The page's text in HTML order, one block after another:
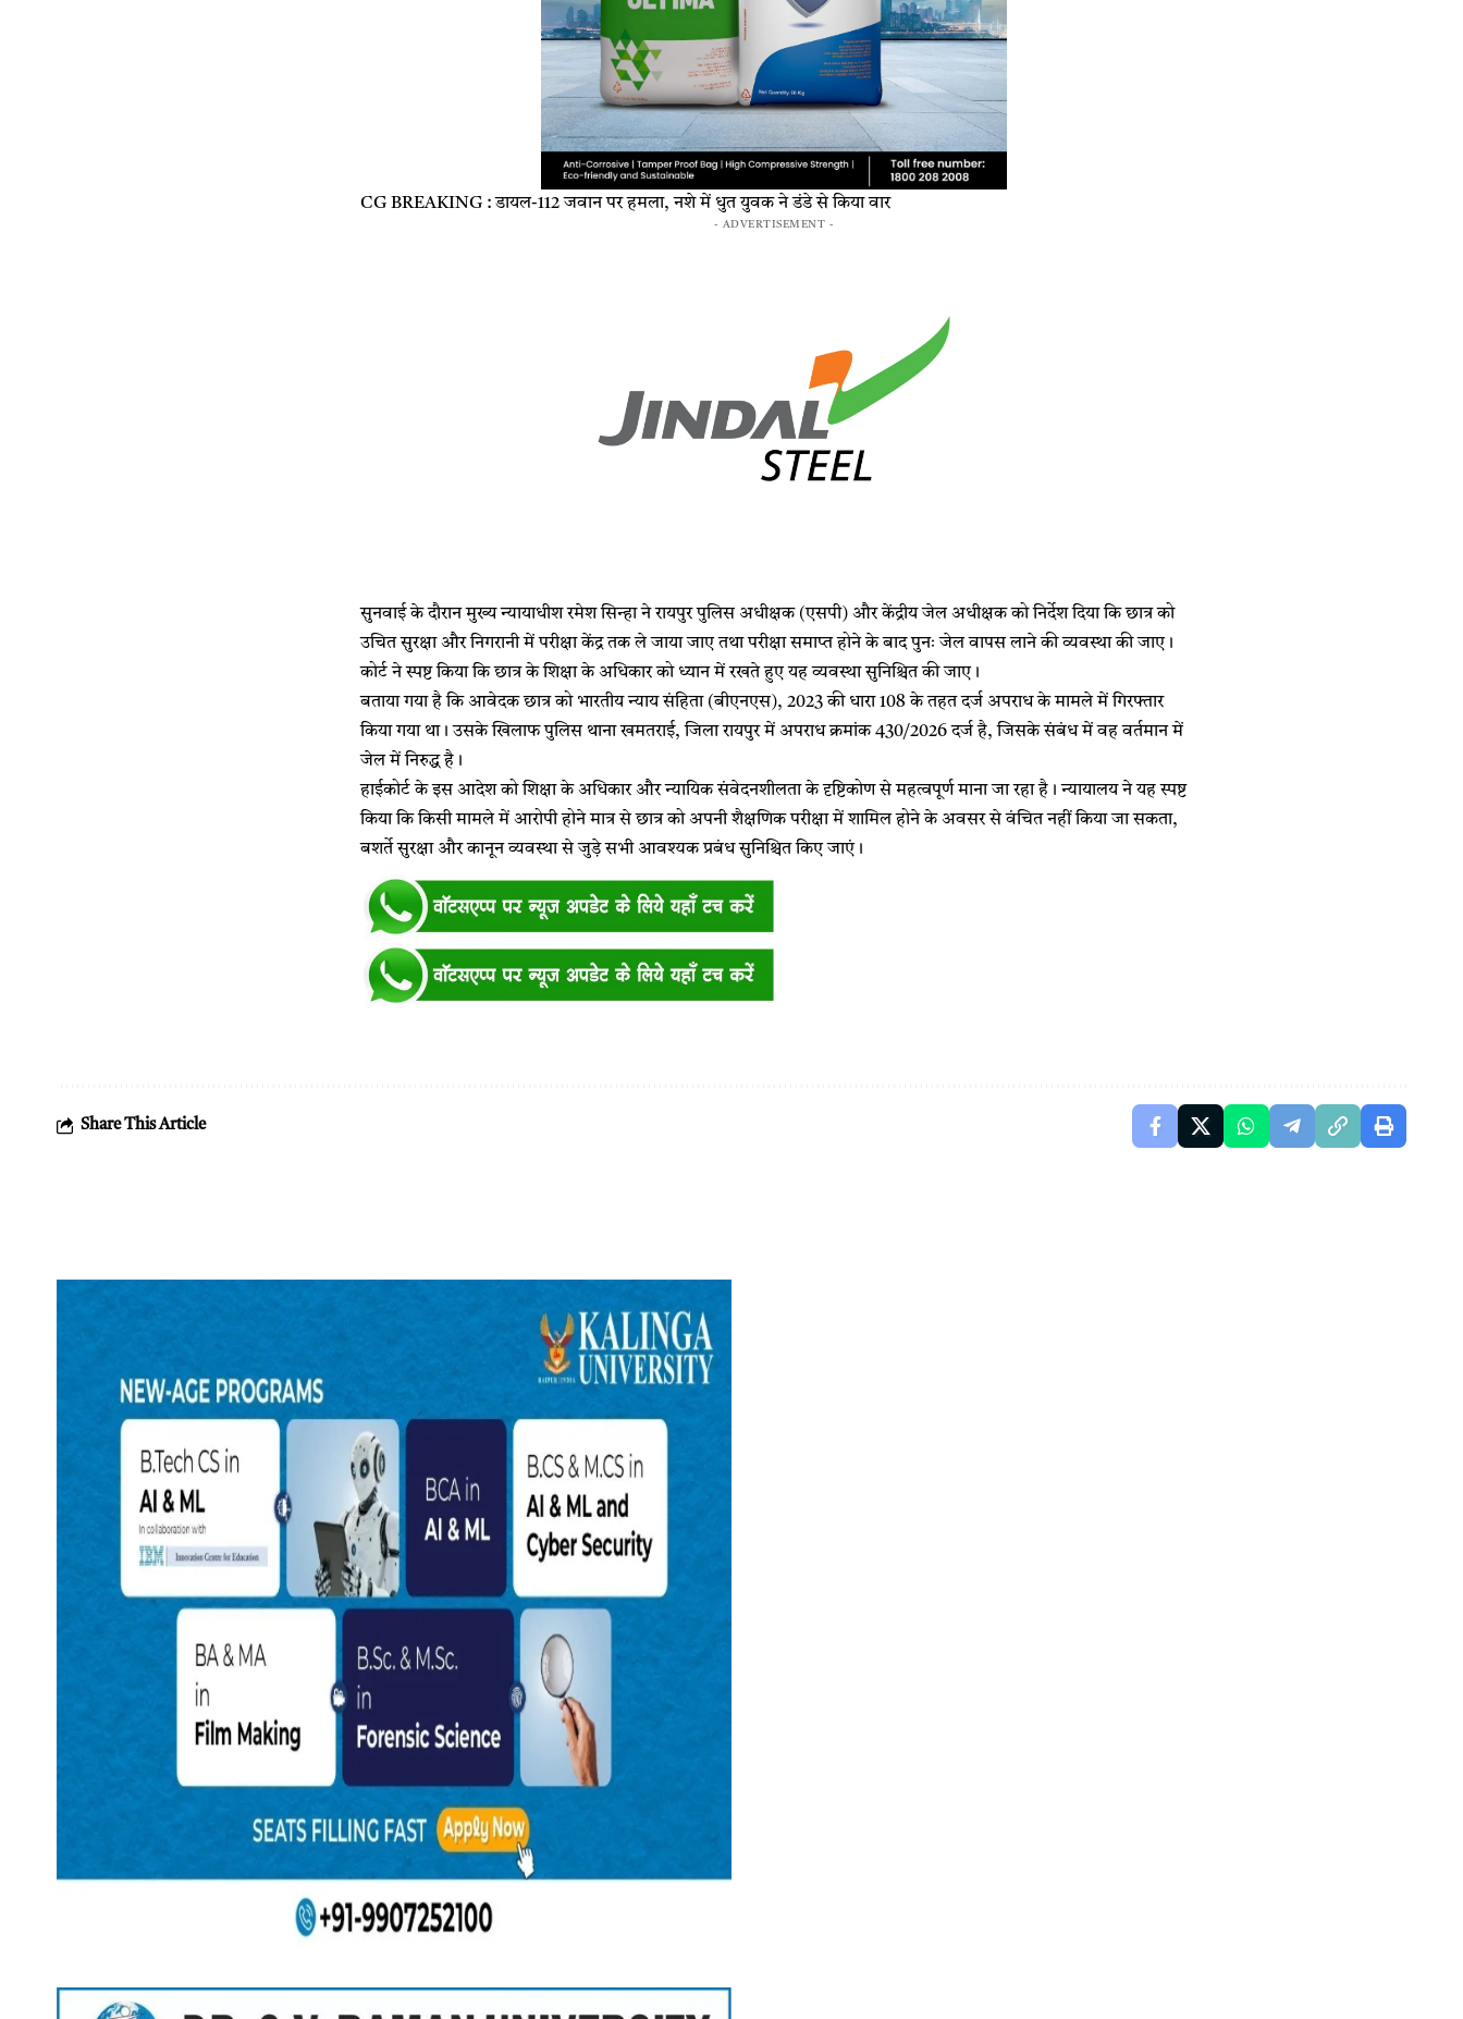
CG BREAKING : डायल-112 जवान पर हमला, नशे में धुत युवक ने डंडे से किया वार
- ADVERTISEMENT -
सुनवाई के दौरान मुख्य न्यायाधीश रमेश सिन्हा ने रायपुर पुलिस अधीक्षक (एसपी) और केंद्रीय जेल अधीक्षक को निर्देश दिया कि छात्र को
उचित सुरक्षा और निगरानी में परीक्षा केंद्र तक ले जाया जाए तथा परीक्षा समाप्त होने के बाद पुनः जेल वापस लाने की व्यवस्था की जाए।
कोर्ट ने स्पष्ट किया कि छात्र के शिक्षा के अधिकार को ध्यान में रखते हुए यह व्यवस्था सुनिश्चित की जाए।
बताया गया है कि आवेदक छात्र को भारतीय न्याय संहिता (बीएनएस), 2023 की धारा 108 के तहत दर्ज अपराध के मामले में गिरफ्तार
किया गया था। उसके खिलाफ पुलिस थाना खमतराई, जिला रायपुर में अपराध क्रमांक 430/2026 दर्ज है, जिसके संबंध में वह वर्तमान में
जेल में निरुद्ध है।
हाईकोर्ट के इस आदेश को शिक्षा के अधिकार और न्यायिक संवेदनशीलता के दृष्टिकोण से महत्वपूर्ण माना जा रहा है। न्यायालय ने यह स्पष्ट
किया कि किसी मामले में आरोपी होने मात्र से छात्र को अपनी शैक्षणिक परीक्षा में शामिल होने के अवसर से वंचित नहीं किया जा सकता,
बशर्ते सुरक्षा और कानून व्यवस्था से जुड़े सभी आवश्यक प्रबंध सुनिश्चित किए जाएं।
Share This Article